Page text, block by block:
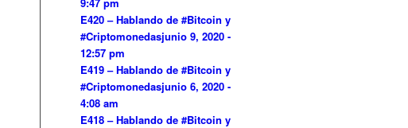
E420 – Hablando de #Bitcoin y
#Criptomonedasjunio 9, 2020 -
12:57 pm
E419 – Hablando de #Bitcoin y
#Criptomonedasjunio 6, 2020 -
4:08 am
E418 – Hablando de #Bitcoin y